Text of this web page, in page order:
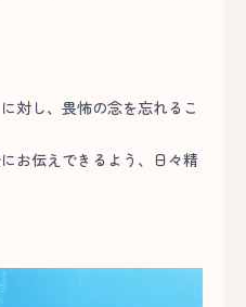
対し、畏怖の念を忘れるこ
お伝えできるよう、日々精